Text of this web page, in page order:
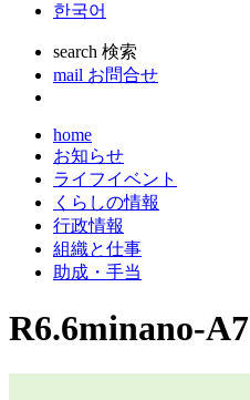
한국어
search 検索
mail お問合せ
home
お知らせ
ライフイベント
くらしの情報
行政情報
組織と仕事
助成・手当
R6.6minano-A7